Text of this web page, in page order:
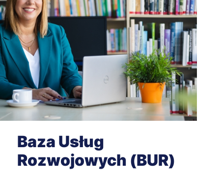
Baza Usług
Rozwojowych (BUR)